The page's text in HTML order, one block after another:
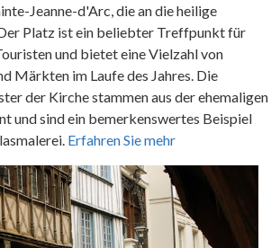
Jeanne-d'Arc, die an die heilige
Platz ist ein beliebter Treffpunkt für
und bietet eine Vielzahl von
Märkten im Laufe des Jahres. Die
der Kirche stammen aus der ehemaligen
und sind ein bemerkenswertes Beispiel
Erfahren Sie mehr